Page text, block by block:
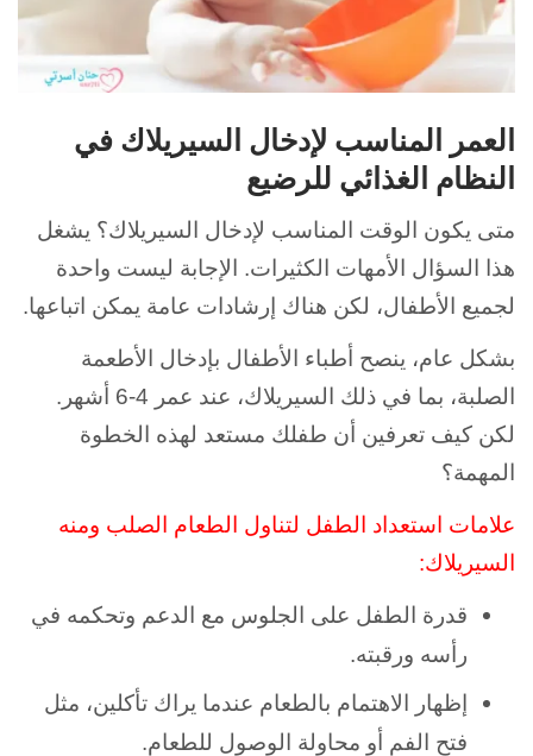
العمر المناسب لإدخال السيريلاك في
النظام الغذائي للرضيع
متى يكون الوقت المناسب لإدخال السيريلاك؟ يشغل
هذا السؤال الأمهات الكثيرات. الإجابة ليست واحدة
لجميع الأطفال، لكن هناك إرشادات عامة يمكن اتباعها.
بشكل عام، ينصح أطباء الأطفال بإدخال الأطعمة
الصلبة، بما في ذلك السيريلاك، عند عمر 4-6 أشهر.
لكن كيف تعرفين أن طفلك مستعد لهذه الخطوة
المهمة؟
علامات استعداد الطفل لتناول الطعام الصلب ومنه
السيريلاك:
قدرة الطفل على الجلوس مع الدعم وتحكمه في
رأسه ورقبته.
إظهار الاهتمام بالطعام عندما يراك تأكلين، مثل
فتح الفم أو محاولة الوصول للطعام.